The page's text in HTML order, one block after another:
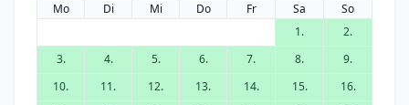
Mo Di Mi Do Fr Sa
So
1.
2.
3.
4. 5. 6. 7. 8.
9.
10.
11. 12. 13. 14. 15.
16.